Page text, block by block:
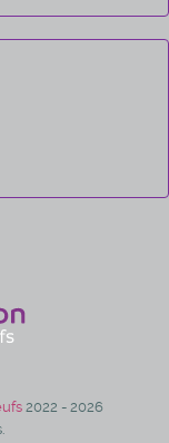
2022 - 2026